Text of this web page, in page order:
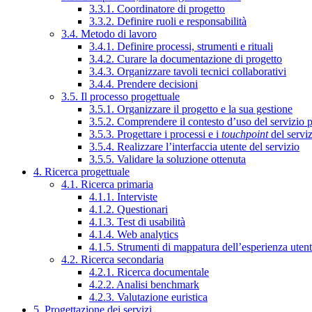
3.3.1. Coordinatore di progetto
3.3.2. Definire ruoli e responsabilità
3.4. Metodo di lavoro
3.4.1. Definire processi, strumenti e rituali
3.4.2. Curare la documentazione di progetto
3.4.3. Organizzare tavoli tecnici collaborativi
3.4.4. Prendere decisioni
3.5. Il processo progettuale
3.5.1. Organizzare il progetto e la sua gestione
3.5.2. Comprendere il contesto d’uso del servizio
3.5.3. Progettare i processi e i touchpointdel
3.5.4. Realizzare l’interfaccia utente del servizio
3.5.5. Validare la soluzione ottenuta
4. Ricerca progettuale
4.1. Ricerca primaria
4.1.1. Interviste
4.1.2. Questionari
4.1.3. Test di usabilità
4.1.4. Web analytics
4.1.5. Strumenti di mappatura dell’esperienza
4.2. Ricerca secondaria
4.2.1. Ricerca documentale
4.2.2. Analisi benchmark
4.2.3. Valutazione euristica
5. Progettazione dei servizi